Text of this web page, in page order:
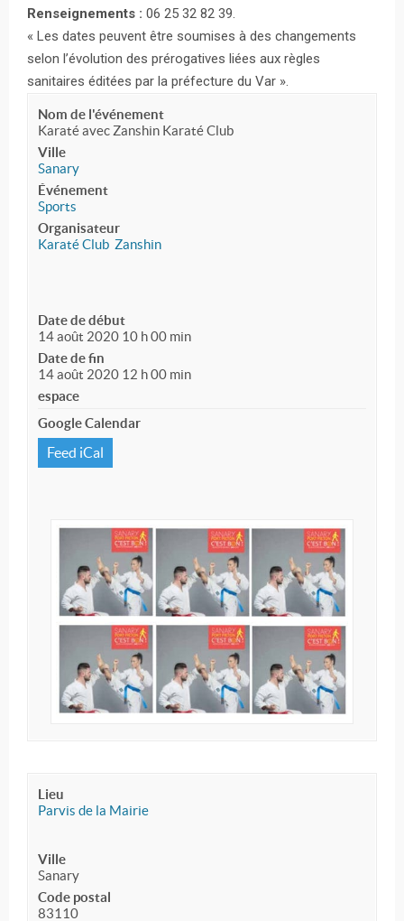
Renseignements : 06 25 32 82 39.
« Les dates peuvent être soumises à des changements
selon l’évolution des prérogatives liées aux règles
sanitaires éditées par la préfecture du Var ».
Nom de l'événement
Karaté avec Zanshin Karaté Club
Ville
Sanary
Événement
Sports
Organisateur
Karaté Club Zanshin
Date de début
14 août 2020 10 h 00 min
Date de fin
14 août 2020 12 h 00 min
espace
Google Calendar
Feed iCal
Lieu
Parvis de la Mairie
Ville
Sanary
Code postal
83110